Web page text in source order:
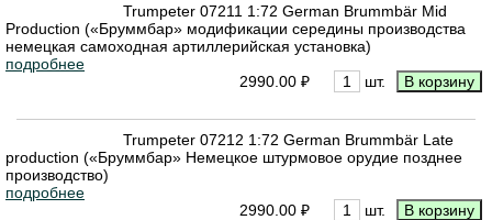
Trumpeter 07211 1:72 German Brummbär Mid
Production («Бруммбар» модификации середины производства
немецкая самоходная артиллерийская установка)
подробнее
2990.00 ₽
шт.
Trumpeter 07212 1:72 German Brummbär Late
production («Бруммбар» Немецкое штурмовое орудие позднее
производство)
подробнее
2990.00 ₽
шт.